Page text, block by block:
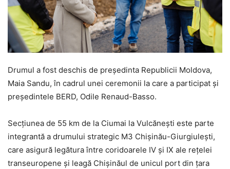
Drumul a fost deschis de președinta Republicii Moldova,
Maia Sandu, în cadrul unei ceremonii la care a participat și
președintele BERD, Odile Renaud-Basso.
Secțiunea de 55 km de la Ciumai la Vulcănești este parte
integrantă a drumului strategic M3 Chișinău-Giurgiulești,
care asigură legătura între coridoarele IV și IX ale rețelei
transeuropene și leagă Chișinăul de unicul port din țara